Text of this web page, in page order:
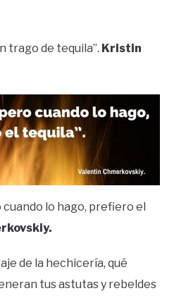
trago de tequila”. Kristin
cuando lo hago, prefiero el
de la hechicería, qué
tus astutas y rebeldes